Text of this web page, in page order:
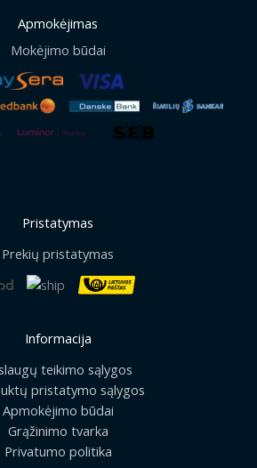
Apmokėjimas
Mokėjimo būdai
Pristatymas
Prekių pristatymas
Informacija
teikimo sąlygos
pristatymo sąlygos
Apmokėjimo būdai
Grąžinimo tvarka
Privatumo politika